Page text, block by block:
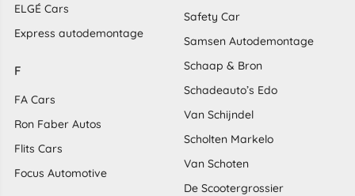
ELGÉ Cars
Express autodemontage
F
FA Cars
Ron Faber Autos
Flits Cars
Focus Automotive
Safety Car
Samsen Autodemontage
Schaap & Bron
Schadeauto’s Edo
Van Schijndel
Scholten Markelo
Van Schoten
De Scootergrossier